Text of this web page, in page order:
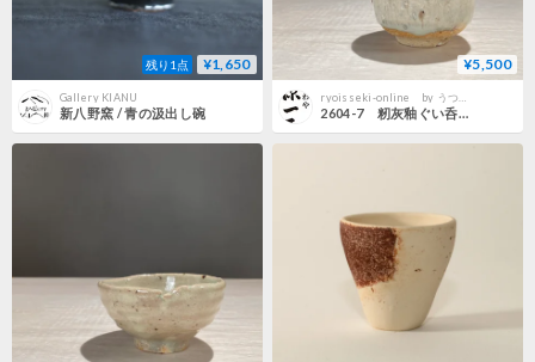
残り1点 ¥1,650
Gallery KIANU
新八野窯 / 青の汲出し碗
¥5,500
2604-7 籾灰釉ぐい呑 四海大